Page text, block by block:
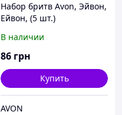
Набор бритв Avon, Эйвон,
Ейвон, (5 шт.)
В наличии
86 грн
Купить
AVON